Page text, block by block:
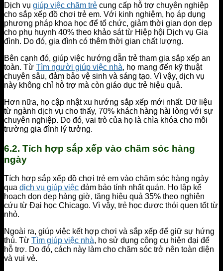
Dịch vụ giúp việc chăm trẻ cung cấp hỗ trợ chuyên nghiệp
cho sắp xếp đồ chơi trẻ em. Với kinh nghiệm, họ áp dụng
phương pháp khoa học để tổ chức, giảm thời gian dọn dẹp
cho phụ huynh 40% theo khảo sát từ Hiệp hội Dịch vụ Gia
đình. Do đó, gia đình có thêm thời gian chất lượng.
Bên cạnh đó, giúp việc hướng dẫn trẻ tham gia sắp xếp an
toàn. Từ Tìm người giúp việc nhà, họ mang đến kỹ thuật
chuyên sâu, đảm bảo vệ sinh và sáng tạo. Vì vậy, dịch vụ
này không chỉ hỗ trợ mà còn giáo dục trẻ hiệu quả.
Hơn nữa, họ cập nhật xu hướng sắp xếp mới nhất. Dữ liệu
từ ngành dịch vụ cho thấy, 70% khách hàng hài lòng với sự
chuyên nghiệp. Do đó, vai trò của họ là chìa khóa cho môi
trường gia đình lý tưởng.
6.2. Tích hợp sắp xếp vào chăm sóc hàng
ngày
Tích hợp sắp xếp đồ chơi trẻ em vào chăm sóc hàng ngày
qua dịch vụ giúp việc đảm bảo tính nhất quán. Họ lập kế
hoạch dọn dẹp hàng giờ, tăng hiệu quả 35% theo nghiên
cứu từ Đại học Chicago. Vì vậy, trẻ học được thói quen tốt từ
nhỏ.
Ngoài ra, giúp việc kết hợp chơi và sắp xếp để giữ sự hứng
thú. Từ Tìm giúp việc nhà, họ sử dụng công cụ hiện đại để
hỗ trợ. Do đó, cách này làm cho chăm sóc trở nên toàn diện
và vui vẻ.